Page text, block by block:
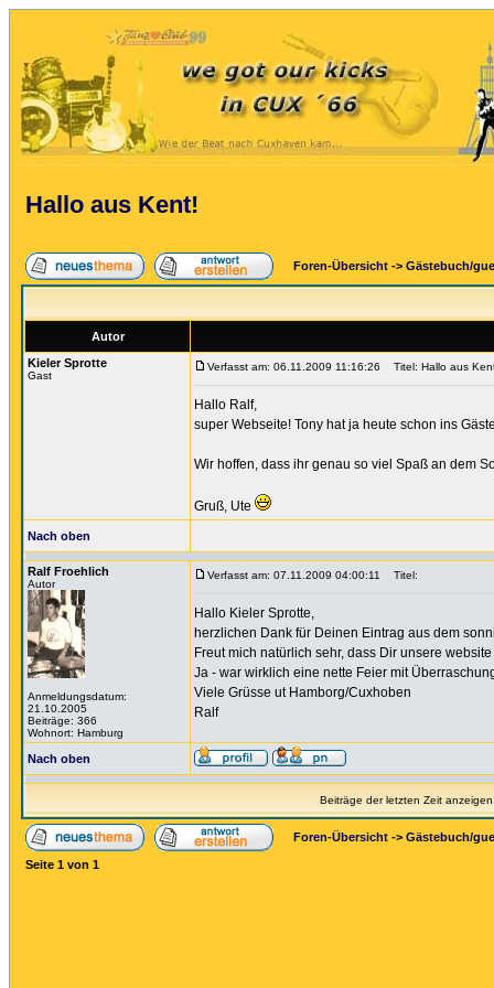
Hallo aus Kent!
Foren-Übersicht -> Gästebuch/
Autor
Kieler Sprotte
Gast
Verfasst am: 06.11.2009 11:16:26 Titel: Hallo aus
Hallo Ralf,
super Webseite! Tony hat ja heute schon ins
Wir hoffen, dass ihr genau so viel Spaß an dem
Gruß, Ute
Nach oben
Ralf Froehlich
Autor
Anmeldungsdatum:
21.10.2005
Beiträge: 366
Wohnort: Hamburg
Verfasst am: 07.11.2009 04:00:11 Titel:
Hallo Kieler Sprotte,
herzlichen Dank für Deinen Eintrag aus dem
Freut mich natürlich sehr, dass Dir unsere
Ja - war wirklich eine nette Feier mit
Viele Grüsse ut Hamborg/Cuxhoben
Ralf
Nach oben
Beiträge der letzten Zeit
Foren-Übersicht -> Gästebuch/
Seite 1 von 1